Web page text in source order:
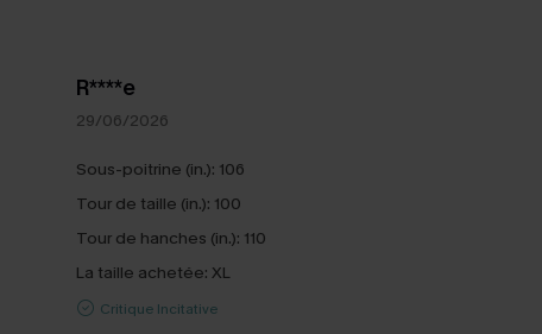
R****e
29/06/2026
Sous-poitrine (in.): 106
Tour de taille (in.): 100
Tour de hanches (in.): 110
La taille achetée: XL
Critique Incitative